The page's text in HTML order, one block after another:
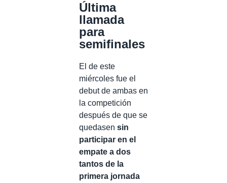
Última
llamada
para
semifinales
El de este
miércoles fue el
debut de ambas en
la competición
después de que se
quedasen sin
participar en el
empate a dos
tantos de la
primera jornada